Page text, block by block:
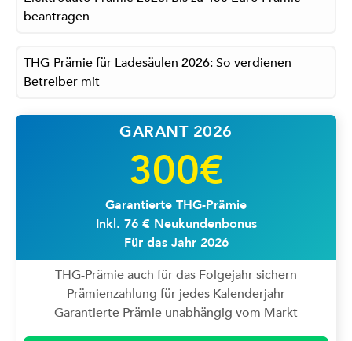
beantragen
THG-Prämie für Ladesäulen 2026: So verdienen
Betreiber mit
GARANT 2026
300€
Garantierte THG-Prämie
Inkl. 76 € Neukundenbonus
Für das Jahr 2026
THG-Prämie auch für das Folgejahr sichern
Prämienzahlung für jedes Kalenderjahr
Garantierte Prämie unabhängig vom Markt